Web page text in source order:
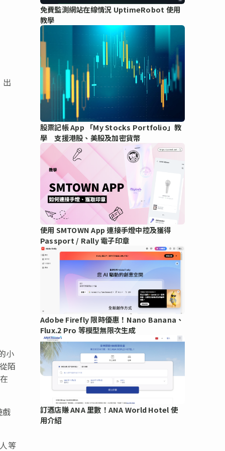
出
小
陌
戲
等
免費監測網站在線情況 UptimeRobot 使用
教學
股票記帳 App 「My Stocks Portfolio」教
學 支援港股、美股及加密貨幣
使用 SMTOWN App 連接手燈中控及獲得
Passport / Rally 電子印章
Adobe Firefly 限時優惠！Nano Banana、
Flux.2 Pro 等模型無限次生成
訂酒店賺 ANA 里數！ANA World Hotel 使
用介紹